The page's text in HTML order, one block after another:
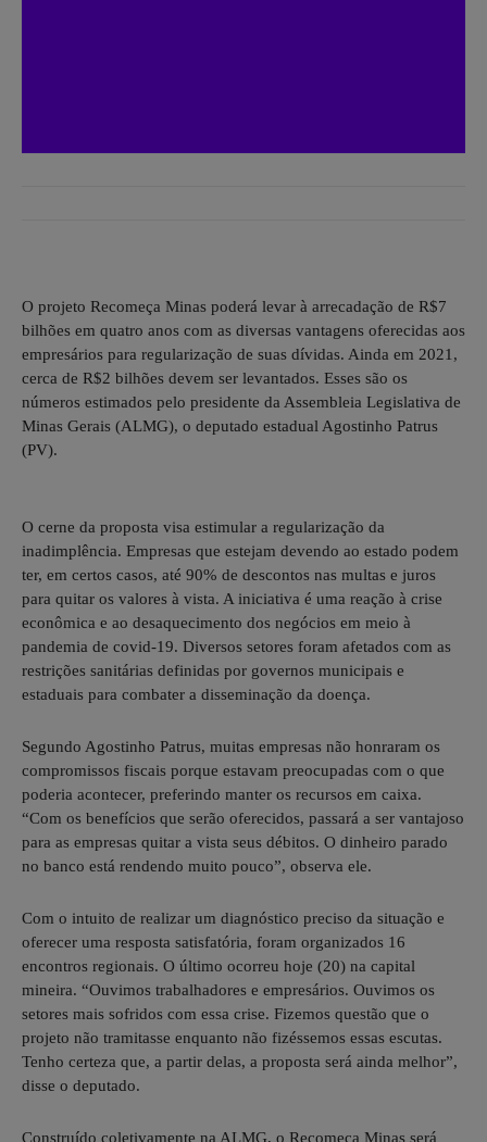
O projeto Recomeça Minas poderá levar à arrecadação de R$7
bilhões em quatro anos com as diversas vantagens oferecidas aos
empresários para regularização de suas dívidas. Ainda em 2021,
cerca de R$2 bilhões devem ser levantados. Esses são os
números estimados pelo presidente da Assembleia Legislativa de
Minas Gerais (ALMG), o deputado estadual Agostinho Patrus
(PV).
O cerne da proposta visa estimular a regularização da
inadimplência. Empresas que estejam devendo ao estado podem
ter, em certos casos, até 90% de descontos nas multas e juros
para quitar os valores à vista. A iniciativa é uma reação à crise
econômica e ao desaquecimento dos negócios em meio à
pandemia de covid-19. Diversos setores foram afetados com as
restrições sanitárias definidas por governos municipais e
estaduais para combater a disseminação da doença.
Segundo Agostinho Patrus, muitas empresas não honraram os
compromissos fiscais porque estavam preocupadas com o que
poderia acontecer, preferindo manter os recursos em caixa.
“Com os benefícios que serão oferecidos, passará a ser vantajoso
para as empresas quitar a vista seus débitos. O dinheiro parado
no banco está rendendo muito pouco”, observa ele.
Com o intuito de realizar um diagnóstico preciso da situação e
oferecer uma resposta satisfatória, foram organizados 16
encontros regionais. O último ocorreu hoje (20) na capital
mineira. “Ouvimos trabalhadores e empresários. Ouvimos os
setores mais sofridos com essa crise. Fizemos questão que o
projeto não tramitasse enquanto não fizéssemos essas escutas.
Tenho certeza que, a partir delas, a proposta será ainda melhor”,
disse o deputado.
Construído coletivamente na ALMG, o Recomeça Minas será